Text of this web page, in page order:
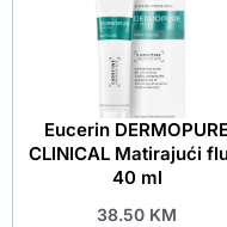
Eucerin
CLINICAL Matirajući
40 ml
38.50 KM